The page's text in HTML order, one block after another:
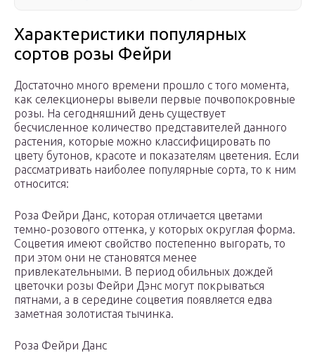
Характеристики популярных
сортов розы Фейри
Достаточно много времени прошло с того момента,
как селекционеры вывели первые почвопокровные
розы. На сегодняшний день существует
бесчисленное количество представителей данного
растения, которые можно классифицировать по
цвету бутонов, красоте и показателям цветения. Если
рассматривать наиболее популярные сорта, то к ним
относится:
Роза Фейри Данс, которая отличается цветами
темно-розового оттенка, у которых округлая форма.
Соцветия имеют свойство постепенно выгорать, то
при этом они не становятся менее
привлекательными. В период обильных дождей
цветочки розы Фейри Дэнс могут покрываться
пятнами, а в середине соцветия появляется едва
заметная золотистая тычинка.
Роза Фейри Данс